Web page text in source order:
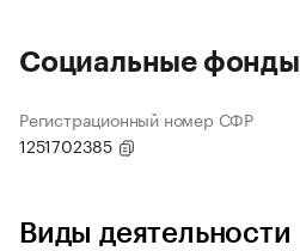
Социальные фонды
Регистрационный номер СФР
1251702385
Виды деятельности